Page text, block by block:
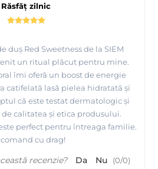
Răsfăț zilnic
duș Red Sweetness de la SIEM
un ritual plăcut pentru mine.
îmi oferă un boost de energie
catifelată lasă pielea hidratată și
că este testat dermatologic și
calitatea și etica produsului.
perfect pentru întreaga familie.
cu drag!
recenzie? Da Nu (0/0)